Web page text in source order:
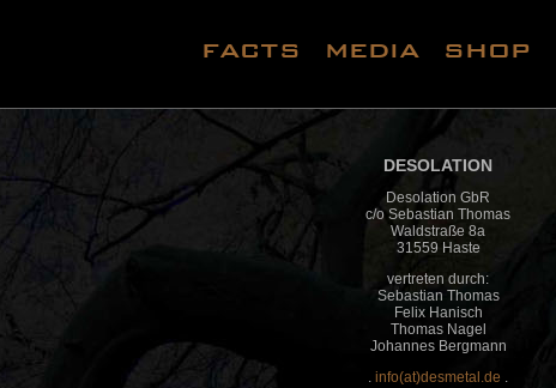
facts media shop
DESOLATION
Desolation GbR
c/o Sebastian Thomas
Waldstraße 8a
31559 Haste
vertreten durch:
Sebastian Thomas
Felix Hanisch
Thomas Nagel
Johannes Bergmann
.info(at)desmetal.de .